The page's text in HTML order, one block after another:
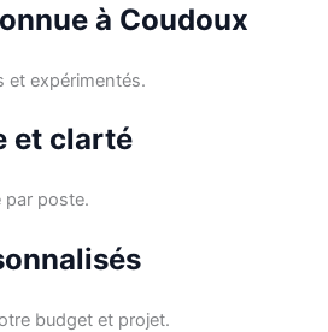
à Coudoux
et expérimentés.
et clarté
par poste.
budget et projet.